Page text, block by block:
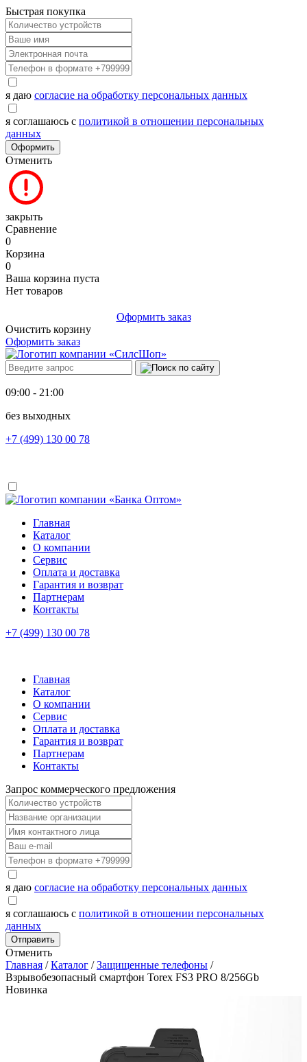
Быстрая покупка
я даю согласие на обработку персональных данных
я соглашаюсь с политикой в отношении персональных
данных
Оформить
Отменить
закрыть
Сравнение
0
Корзина
0
Ваша корзина пуста
Нет товаров
Оформить заказ
Очистить корзину
Оформить заказ
09:00 - 21:00
без выходных
+7 (499) 130 00 78
Главная
Каталог
О компании
Сервис
Оплата и доставка
Гарантия и возврат
Партнерам
Контакты
+7 (499) 130 00 78
Главная
Каталог
О компании
Сервис
Оплата и доставка
Гарантия и возврат
Партнерам
Контакты
Запрос коммерческого предложения
я даю согласие на обработку персональных данных
я соглашаюсь с политикой в отношении персональных
данных
Отправить
Отменить
Главная /Каталог /Защищенные телефоны /
Взрывобезопасный смартфон Torex FS3 PRO 8/256Gb
Новинка